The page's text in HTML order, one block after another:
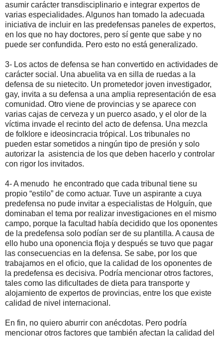
asumir carácter transdisciplinario e integrar expertos de
varias especialidades. Algunos han tomado la adecuada
iniciativa de incluir en las predefensas paneles de expertos,
en los que no hay doctores, pero sí gente que sabe y no
puede ser confundida. Pero esto no está generalizado.
3- Los actos de defensa se han convertido en actividades de
carácter social. Una abuelita va en silla de ruedas a la
defensa de su nietecito. Un prometedor joven investigador,
gay, invita a su defensa a una amplia representación de esa
comunidad. Otro viene de provincias y se aparece con
varias cajas de cerveza y un puerco asado, y el olor de la
víctima invade el recinto del acto de defensa. Una mezcla
de folklore e ideosincracia trópical. Los tribunales no
pueden estar sometidos a ningún tipo de presión y solo
autorizar la asistencia de los que deben hacerlo y controlar
con rigor los invitados.
4- A menudo he encontrado que cada tribunal tiene su
propio “estilo” de como actuar. Tuve un aspirante a cuya
predefensa no pude invitar a especialistas de Holguín, que
dominaban el tema por realizar investigaciones en el mismo
campo, porque la facultad había decidido que los oponentes
de la predefensa solo podían ser de su plantilla. A causa de
ello hubo una oponencia floja y después se tuvo que pagar
las consecuencias en la defensa. Se sabe, por los que
trabajamos en el oficio, que la calidad de los oponentes de
la predefensa es decisiva. Podría mencionar otros factores,
tales como las dificultades de dieta para transporte y
alojamiento de expertos de provincias, entre los que existe
calidad de nivel internacional.
En fin, no quiero aburrir con anécdotas. Pero podría
mencionar otros factores que también afectan la calidad del